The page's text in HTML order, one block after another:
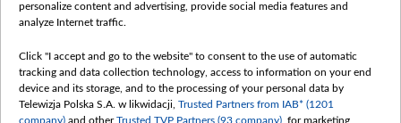
Белсат Life
Belsat English
Biełsat PL
Белсат Now
personalize content and advertising, provide social media features and
analyze Internet traffic.
Click "I accept and go to the website" to consent to the use of automatic
tracking and data collection technology, access to information on your end
device and its storage, and to the processing of your personal data by
Telewizja Polska S.A. w likwidacji, Trusted Partners from IAB* (1201
company) and otherTrusted TVP Partners (93 company) , for marketing